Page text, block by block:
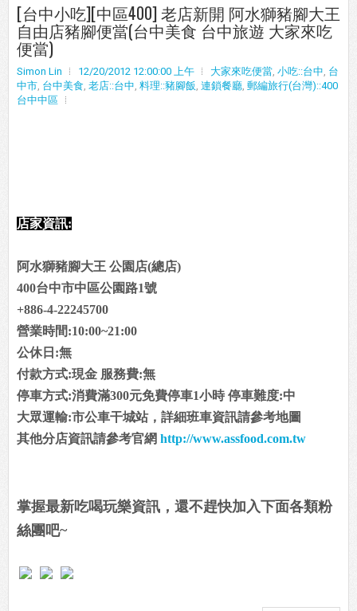
[台中小吃][中區400] 老店新開 阿水獅豬腳大王
自由店豬腳便當(台中美食 台中旅遊 大家來吃
便當)
Simon Lin 12/20/2012 12:00:00 上午 大家來吃便當, 小吃::台中, 台
中市, 台中美食, 老店::台中, 料理::豬腳飯, 連鎖餐廳, 郵編旅行(台灣)::400
台中中區
店家資訊:
阿水獅豬腳大王 公園店(總店)
400台中市中區公園路1號
+886-4-22245700
營業時間:10:00~21:00
公休日:無
付款方式:現金 服務費:無
停車方式:消費滿300元免費停車1小時 停車難度:中
大眾運輸:市公車干城站，詳細班車資訊請參考地圖
其他分店資訊請參考官網 http://www.assfood.com.tw
掌握最新吃喝玩樂資訊，還不趕快加入下面各類粉
絲團吧~